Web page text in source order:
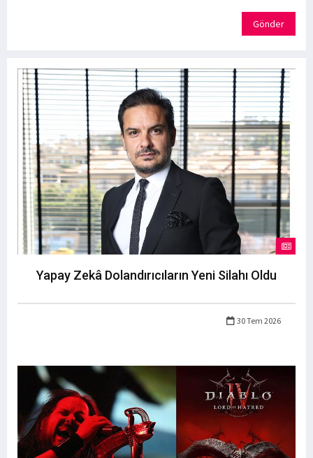
Gönder
Yapay Zekâ Dolandırıcıların Yeni Silahı Oldu
30 Tem 2026